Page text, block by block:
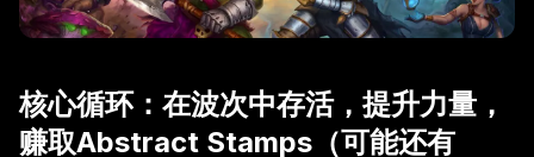
核心循环：在波次中存活，提升力量，
赚取Abstract Stamps（可能还有